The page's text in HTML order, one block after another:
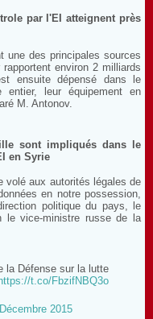
par l'EI atteignent près
une des principales sources
environ 2 milliards
ensuite dépensé dans le
entier, leur équipement en
M. Antonov.
sont impliqués dans le
en Syrie
volé aux autorités légales de
en notre possession,
politique du pays, le
le vice-ministre russe de la
la Défense sur la lutte
https://t.co/FbzifNBQ3o
2015